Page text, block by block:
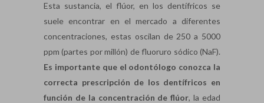
Esta sustancia, el flúor, en los dentífricos se
suele encontrar en el mercado a diferentes
concentraciones, estas oscilan de 250 a 5000
ppm (partes por millón) de fluoruro sódico (NaF).
Es importante que el odontólogo conozca la
correcta prescripción de los dentífricos en
función de la concentración de flúor, la edad